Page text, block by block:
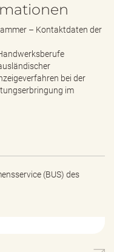
– Kontaktdaten der
bei der
im
(BUS) des